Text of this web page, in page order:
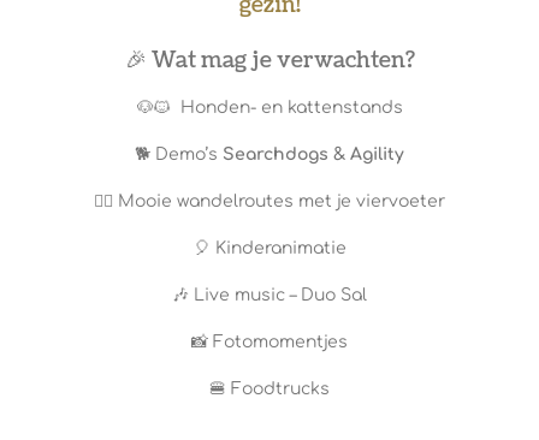
🎉 Wat mag je verwachten?
🐶🐱 Honden- en kattenstands
🐕 Demo’s Searchdogs & Agility
🚶‍♂️ Mooie wandelroutes met je viervoeter
🎈 Kinderanimatie
🎶 Live music – Duo Sal
📸 Fotomomentjes
🍔 Foodtrucks